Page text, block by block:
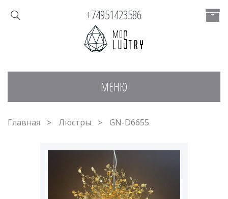
МЕНЮ
+74951423586
Главная Люстры GN-D6655